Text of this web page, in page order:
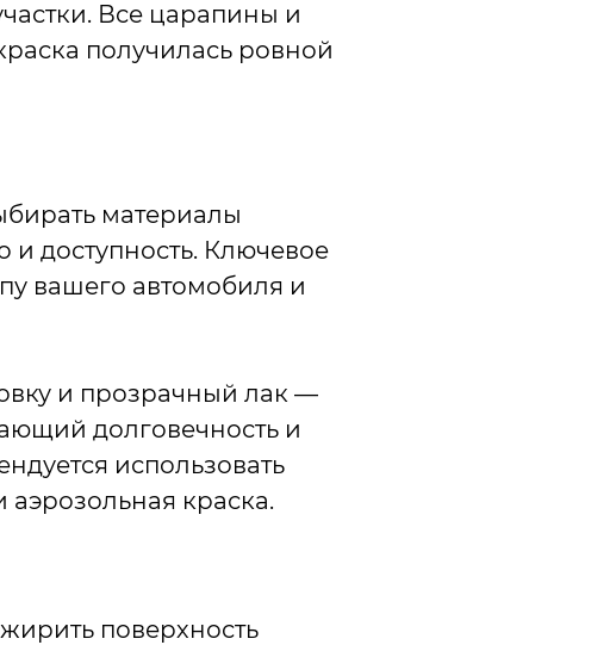
Все царапины и
получилась ровной
материалы
и доступность. Ключевое
вашего автомобиля и
и прозрачный лак —
долговечность и
использовать
аэрозольная краска.
поверхность